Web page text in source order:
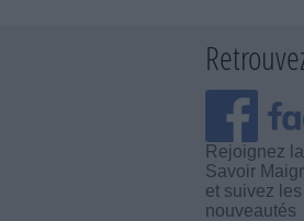
Rejoignez
Savoir
et suivez
nouveautés